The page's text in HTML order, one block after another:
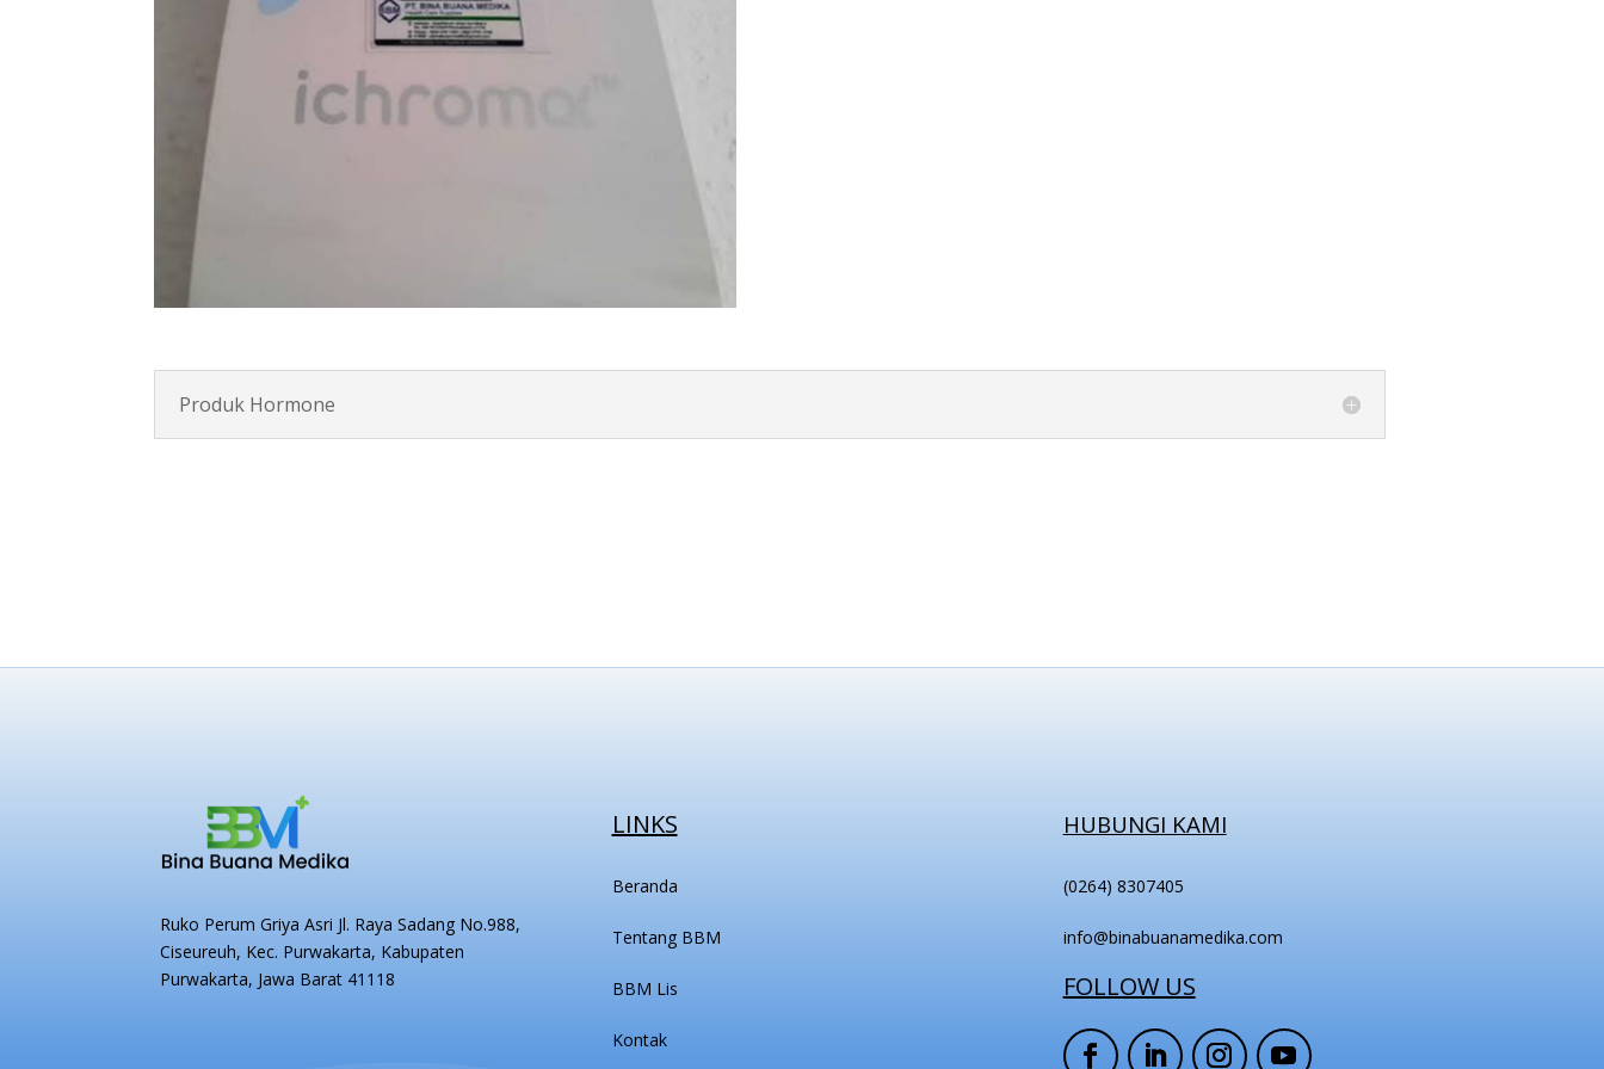
Produk Hormone
Ruko Perum Griya Asri Jl. Raya Sadang No.988,
Ciseureuh, Kec. Purwakarta, Kabupaten
Purwakarta, Jawa Barat 41118
LINKS
Beranda
Tentang BBM
BBM Lis
Kontak
HUBUNGI KAMI
(0264) 8307405
info@binabuanamedika.com
FOLLOW US